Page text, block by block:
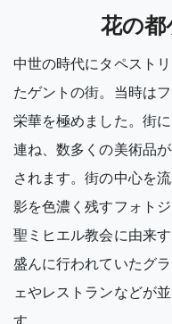
花の都
中世の時代にタペスト
たゲントの街。当時は
栄華を極めました。街
連ね、数多くの美術品
されます。街の中心を
影を色濃く残すフォト
聖ミヒエル教会に由来
盛んに行われていたグ
ェやレストランなどが